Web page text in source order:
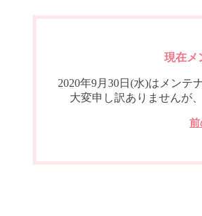
現在メ
2020年9月30日(水)はメンテ
大変申し訳ありませんが
前